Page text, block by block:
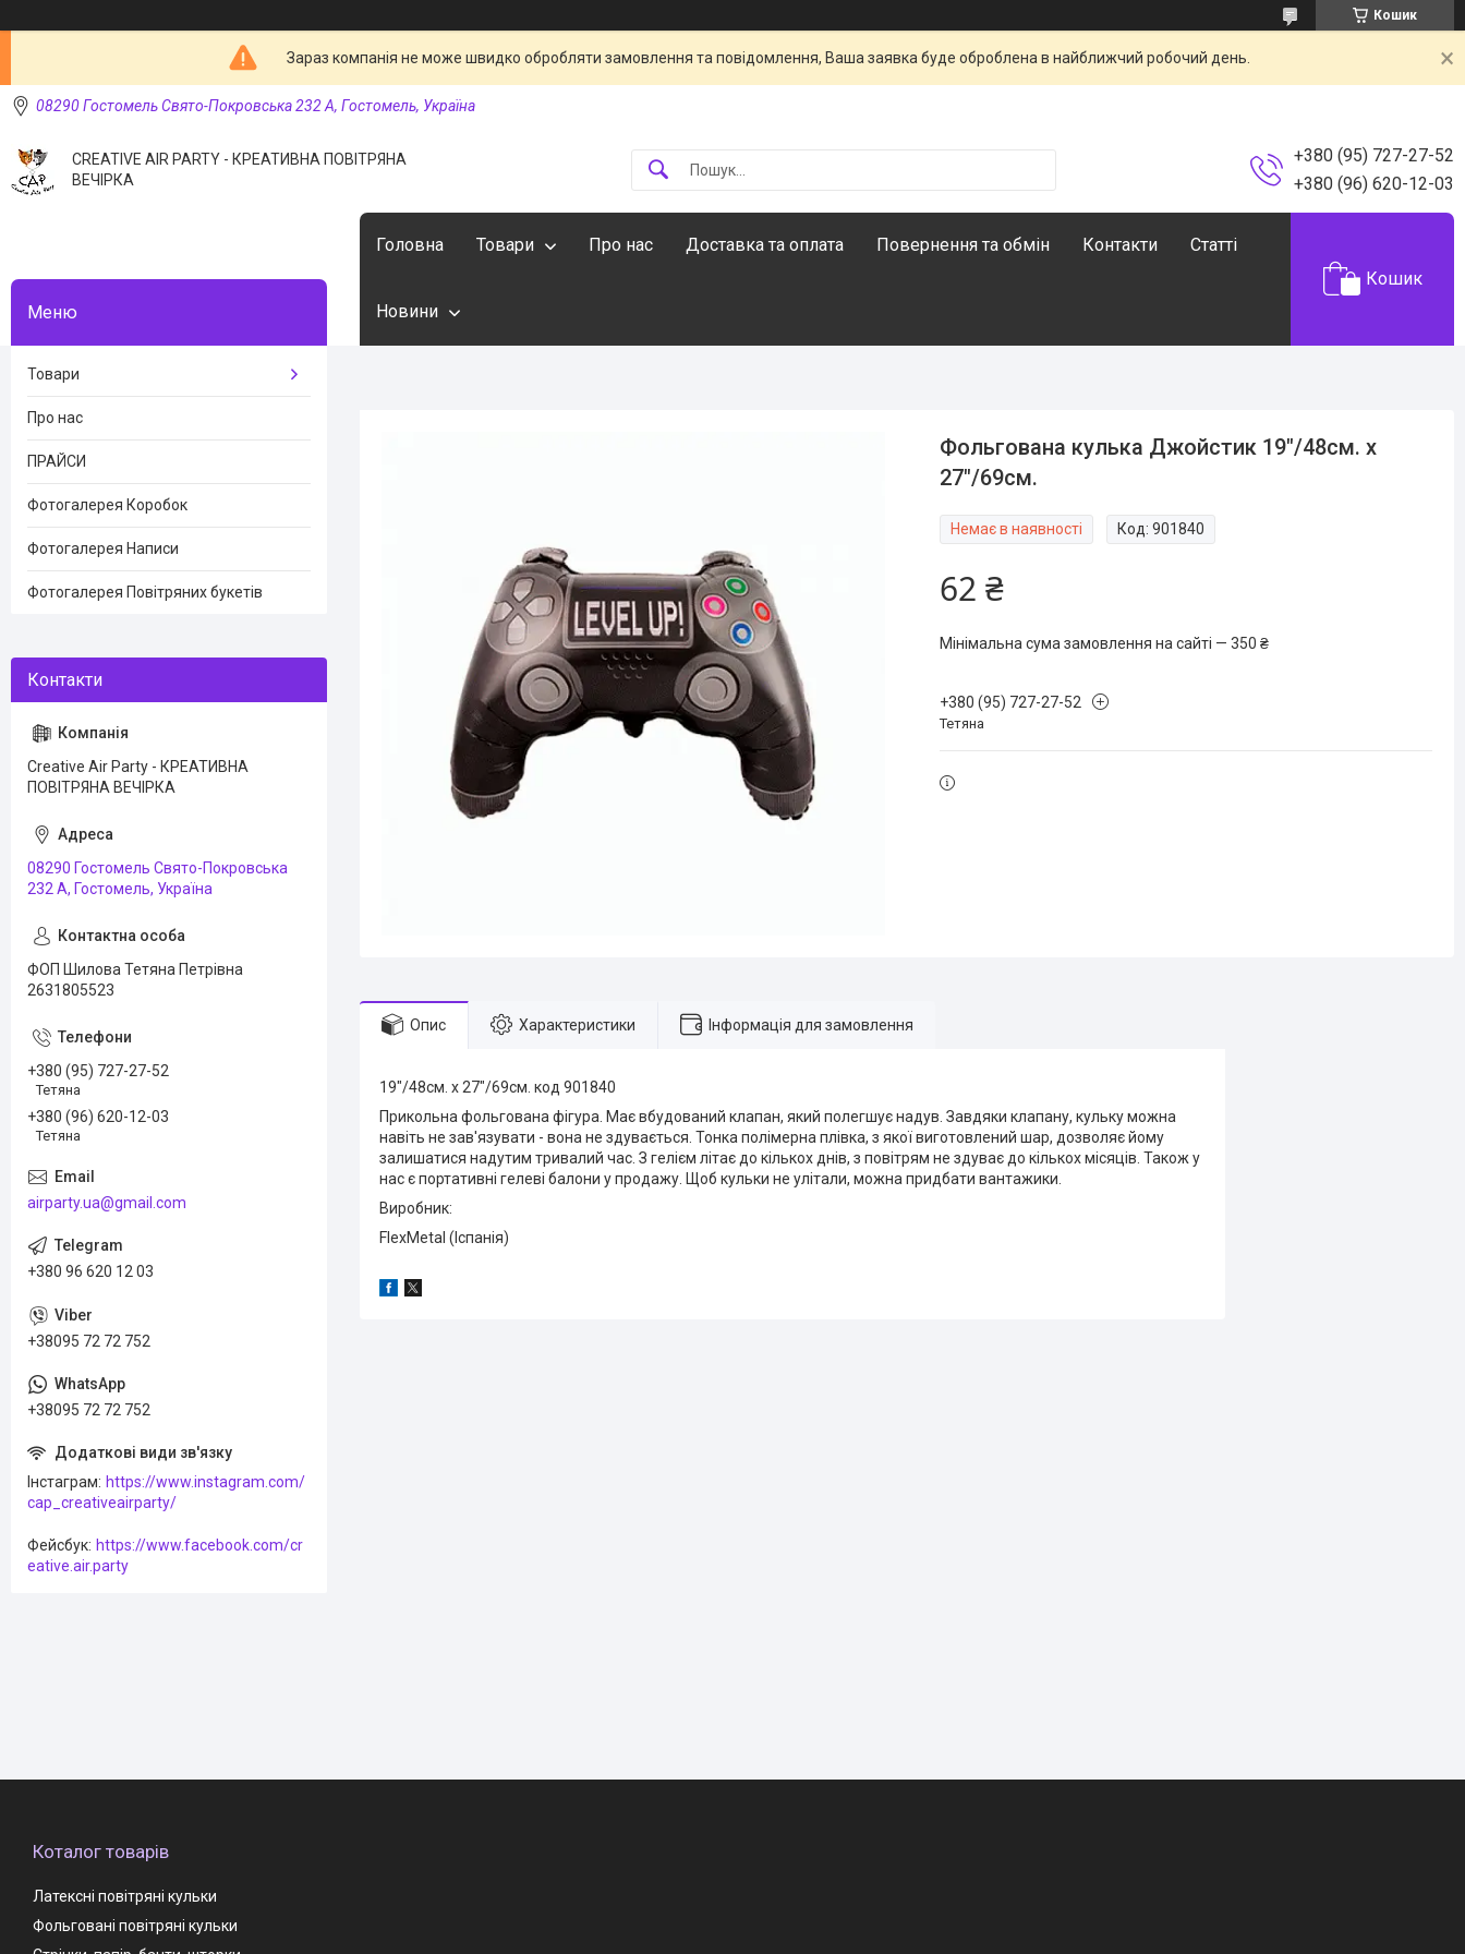
Кошик
Зараз компанія не може швидко обробляти замовлення та повідомлення, Ваша заявка буде оброблена в найближчий робочий день.
08290 Гостомель Свято-Покровська 232 А, Гостомель, Україна
CREATIVE AIR PARTY - КРЕАТИВНА ПОВІТРЯНА
ВЕЧІРКА
+380 (95) 727-27-52
+380 (96) 620-12-03
Головна Товари Про нас Доставка та оплата Повернення та обмін Контакти Статті
Новини
Кошик
Фольгована кулька Джойстик 19″/48см. х
27″/69см.
Немає в наявності Код:901840
62 ₴
Мінімальна сума замовлення на сайті — 350 ₴
+380 (95) 727-27-52
Тетяна
Опис Характеристики Інформація для замовлення
19″/48см. х 27″/69см. код 901840
Прикольна фольгована фігура. Має вбудований клапан, який полегшує надув. Завдяки клапану, кульку можна
навіть не зав'язувати - вона не здувається. Тонка полімерна плівка, з якої виготовлений шар, дозволяє йому
залишатися надутим тривалий час. З гелієм літає до кількох днів, з повітрям не здуває до кількох місяців. Також у
нас є портативні гелеві балони у продажу. Щоб кульки не улітали, можна придбати вантажики.
Виробник:
FlexMetal (Іспанія)
Товари
Про нас
ПРАЙСИ
Фотогалерея Коробок
Фотогалерея Написи
Фотогалерея Повітряних букетів
Creative Air Party - КРЕАТИВНА
ПОВІТРЯНА ВЕЧІРКА
08290 Гостомель Свято-Покровська
232 А, Гостомель, Україна
ФОП Шилова Тетяна Петрівна
2631805523
+380 (95) 727-27-52
Тетяна
+380 (96) 620-12-03
Тетяна
airparty.ua@gmail.com
+380 96 620 12 03
+38095 72 72 752
+38095 72 72 752
Інстаграм https://www.instagram.com/
cap_creativeairparty/
Фейсбук https://www.facebook.com/cr
eative.air.party
Коталог товарів
Латексні повітряні кульки
Фольговані повітряні кульки